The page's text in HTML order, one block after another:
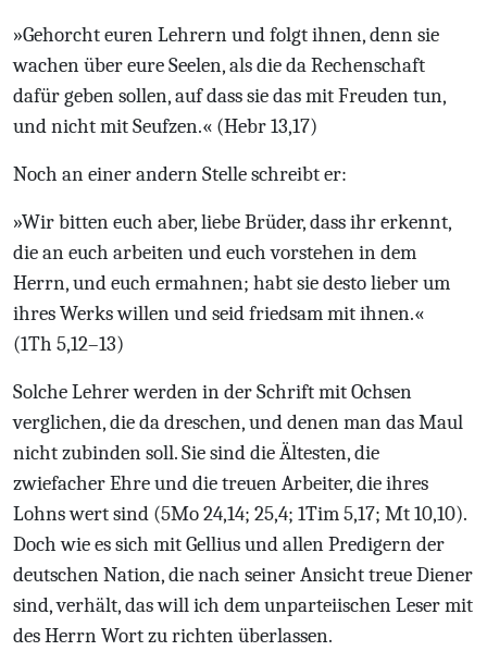
»Gehorcht euren Lehrern und folgt ihnen, denn sie
wachen über eure Seelen, als die da Rechenschaft
dafür geben sollen, auf dass sie das mit Freuden tun,
und nicht mit Seufzen.« (Hebr 13,17)
Noch an einer andern Stelle schreibt er:
»Wir bitten euch aber, liebe Brüder, dass ihr erkennt,
die an euch arbeiten und euch vorstehen in dem
Herrn, und euch ermahnen; habt sie desto lieber um
ihres Werks willen und seid friedsam mit ihnen.«
(1Th 5,12–13)
Solche Lehrer werden in der Schrift mit Ochsen
verglichen, die da dreschen, und denen man das Maul
nicht zubinden soll. Sie sind die Ältesten, die
zwiefacher Ehre und die treuen Arbeiter, die ihres
Lohns wert sind (5Mo 24,14; 25,4; 1Tim 5,17; Mt 10,10).
Doch wie es sich mit Gellius und allen Predigern der
deutschen Nation, die nach seiner Ansicht treue Diener
sind, verhält, das will ich dem unparteiischen Leser mit
des Herrn Wort zu richten überlassen.